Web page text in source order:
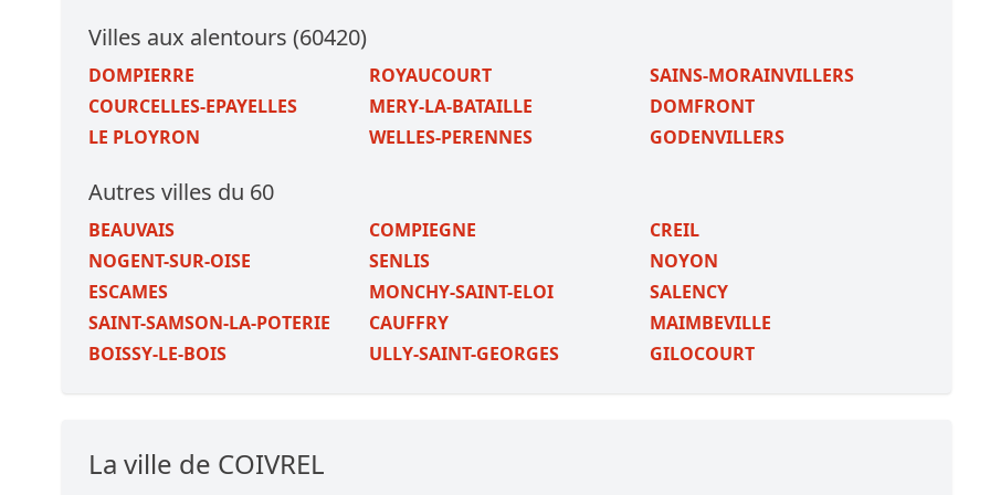
Villes aux alentours (60420)
DOMPIERRE ROYAUCOURT
SAINS-MORAINVILLERS
COURCELLES-EPAYELLES
MERY-LA-BATAILLE
DOMFRONT
LE PLOYRON
WELLES-PERENNES GODENVILLERS
Autres villes du 60
BEAUVAIS COMPIEGNE
CREIL
NOGENT-SUR-OISE
SENLIS
NOYON
ESCAMES
MONCHY-SAINT-ELOI
SALENCY
SAINT-SAMSON-LA-POTERIE
CAUFFRY
MAIMBEVILLE
BOISSY-LE-BOIS
ULLY-SAINT-GEORGES GILOCOURT
La ville de COIVREL